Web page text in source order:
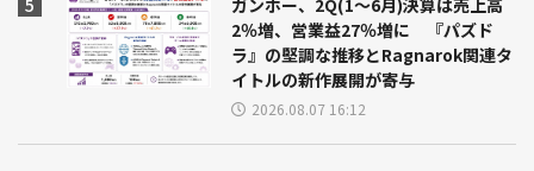
2％増、営業益27％増に 『パズド
ラ』の堅調な推移とRagnarok関連タ
イトルの新作展開が寄与
2026.08.07 16:12